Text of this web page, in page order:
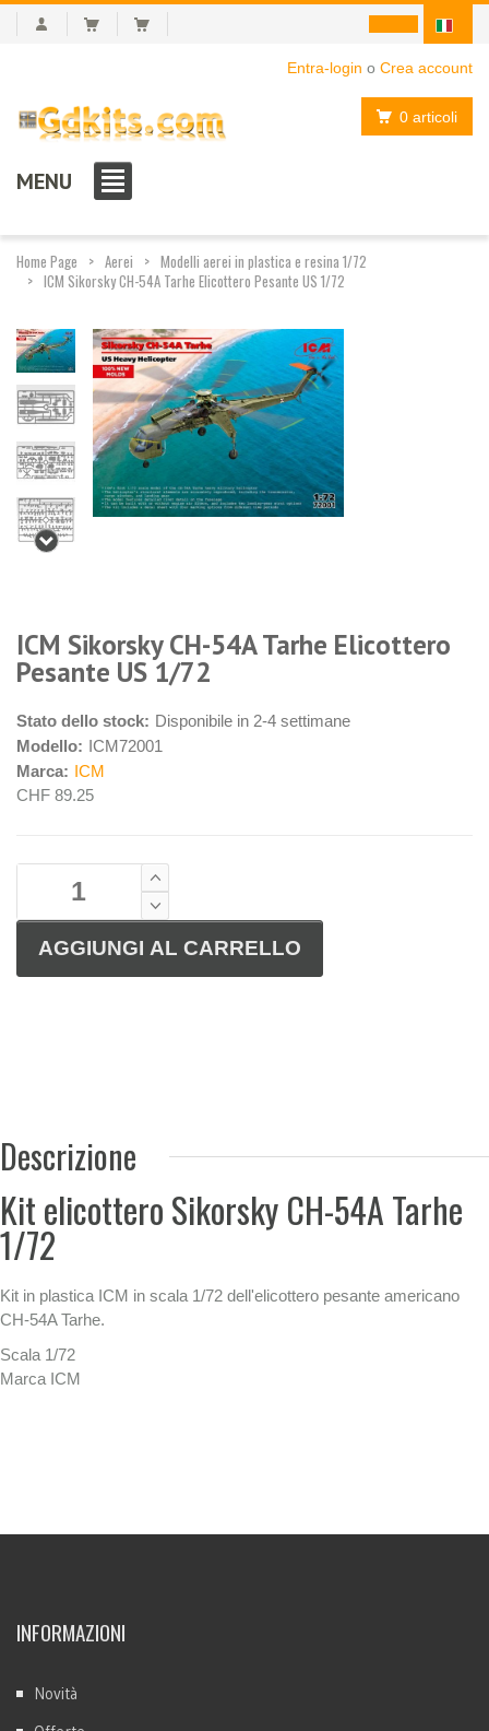
Entra-login o Crea account
0 articoli
MENU
Home Page Aerei
Modelli aerei in plastica e resina 1/72
ICM Sikorsky CH-54A Tarhe Elicottero Pesante US 1/72
ICM Sikorsky CH-54A Tarhe Elicottero
Pesante US 1/72
Stato dello stock: Disponibile in 2-4 settimane
Modello: ICM72001
Marca: ICM
CHF 89.25
Descrizione
Kit elicottero Sikorsky CH-54A Tarhe
1/72
Kit in plastica ICM in scala 1/72 dell'elicottero pesante americano
CH-54A Tarhe.
Scala 1/72
Marca ICM
INFORMAZIONI
Novità